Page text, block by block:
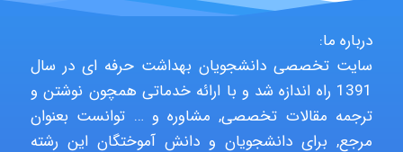
malekf
درباره ما:
سایت تخصصی دانشجویان بهداشت حرفه ای در سال
1391 راه اندازه شد و با ارائه خدماتی همچون نوشتن و
ترجمه مقالات تخصصی, مشاوره و … توانست بعنوان
مرجع, برای دانشجویان و دانش آموختگان این رشته